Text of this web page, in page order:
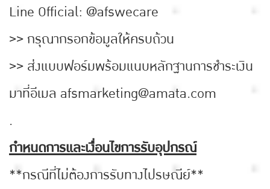
Line Official: @afswecare
>> กรุณากรอกข้อมูลให้ครบถ้วน
>> ส่งแบบฟอร์มพร้อมแนบหลักฐานการชำระเงิน
มาที่อีเมล afsmarketing@amata.com
.
กำหนดการและเงื่อนไขการรับอุปกรณ์
**กรณีที่ไม่ต้องการรับทางไปรษณีย์**